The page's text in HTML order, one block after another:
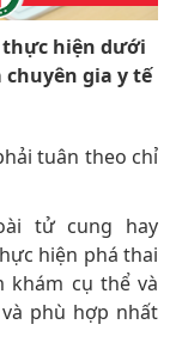
thực hiện dưới
gia y tế
tuân theo chỉ
tử cung hay
hiện phá thai
khám cụ thể và
phù hợp nhất